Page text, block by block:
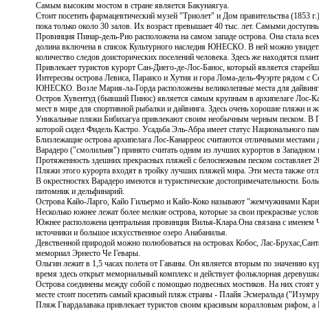
Самым высоким мостом в стране является Бакунаягуа.
Стоит посетить фармацевтический музей "Триолет" и Дом правительства (1853
пока только около 30 залов. Их возраст превышает 40 тыс. лет. Самыми
Провинция Пинар-дель-Рио расположена на самом западе острова. Она стала
долина включена в список Культурного наследия ЮНЕСКО. В ней можно
количество следов доисторических поселений человека. Здесь же находятся
Привлекает туристов курорт Сан-Диего-де-Лос-Банос, который является
Интересны острова Левиса, Параисо и Хутия и гора Лома-дель-Фуэрте рядом с
ЮНЕСКО. Возле Мария-ла-Горда расположены великолепные места для
Остров Хувентуд (бывший Пинос) является самым крупным в архипелаге Лос-
мест в мире для спортивной рыбалки и дайвинга. Здесь очень хорошие пляжи и
Уникальные пляжи Бибихагуа привлекают своим необычным черным песком. В
которой сидел Фидель Кастро. Усадьба Эль-Абра имеет статус Национального
Близлежащие острова архипелага Лос-Канарреос считаются отличными местами
Варадеро ("смолильня") принято считать одним из лучших курортов в
Протяженность здешних прекрасных пляжей с белоснежным песком составляет
Пляжи этого курорта входят в тройку лучших пляжей мира. Эти места также
В окрестностях Варадеро имеются и туристические достопримечательности.
питомник и дельфинарий.
Острова Кайо-Ларго, Кайо Гильермо и Кайо-Коко называют "жемчужинами
Несколько южнее лежат более мелкие острова, которые за свои прекрасные
Южнее расположена центральная провинция Вилья-Клара.Она связана с именем
источники и большое искусственное озеро Анабанилья.
Девственной природой можно полюбоваться на островах Кобос, Лас-
мемориал Эрнесто Че Гевары.
Ольгин лежит в 1,5 часах полета от Гаваны. Он является вторым по значению
время здесь открыт мемориальный комплекс и действует фольклорная
Острова соединены между собой с помощью подвесных мостиков. На них стоят
месте стоит посетить самый красивый пляж страны - Плайя Эсмеральда
ПляжГвардалавака привлекает туристов своим красивым коралловым рифом,